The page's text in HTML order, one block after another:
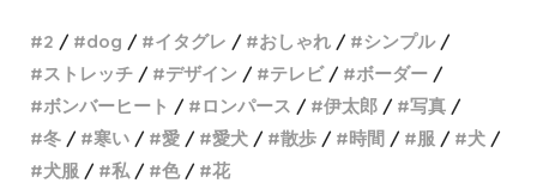
2 dog イタグレ おしゃれ
シンプル
ストレッチ
デザイン テレビ
ボーダー
ボンバーヒート
ロンパース 伊太郎
写真
冬
寒い 愛 愛犬 散歩 時間 服
犬
犬服
私 色 花